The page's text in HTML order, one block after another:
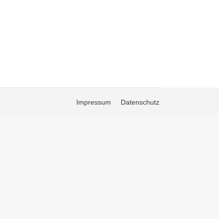
Impressum Datenschutz